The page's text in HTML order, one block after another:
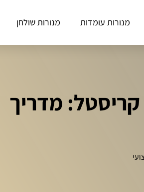
מנורות עומדות מנורות שולחן
קריסטל: מדריך